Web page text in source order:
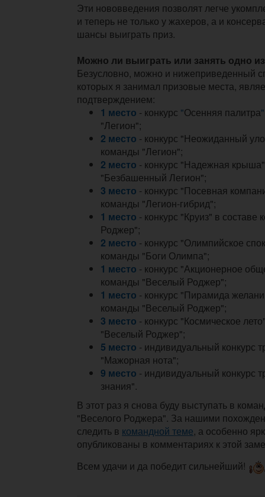
Эти нововведения позволят легче
и теперь не только у жахеров, а и
шансы выиграть приз.
Можно ли выиграть или занять одно
Безусловно, можно и нижеприведенный
которых я занимал призовые места,
подтверждением:
1 место - конкурс "Осенняя палитра"
"Легион";
2 место - конкурс "Неожиданный
команды "Легион";
2 место - конкурс "Надежная
"Безбашенный Легион";
3 место - конкурс "Посевная
команды "Легион-гибрид";
1 место - конкурс "Круиз" в
Роджер";
2 место - конкурс "Олимпийское
команды "Боги Олимпа";
1 место - конкурс "Акционерное
команды "Веселый Роджер";
1 место - конкурс "Пирамида
команды "Веселый Роджер";
3 место - конкурс "Космическое
"Веселый Роджер";
5 место - индивидуальный конкурс
"Мажорная нота";
9 место - индивидуальный конкурс
знания".
В этот раз я снова буду выступать в
"Веселого Роджера". За нашими
следить в командной теме, а особенно
опубликованы в комментариях к этой
Всем удачи и да победит сильнейший!